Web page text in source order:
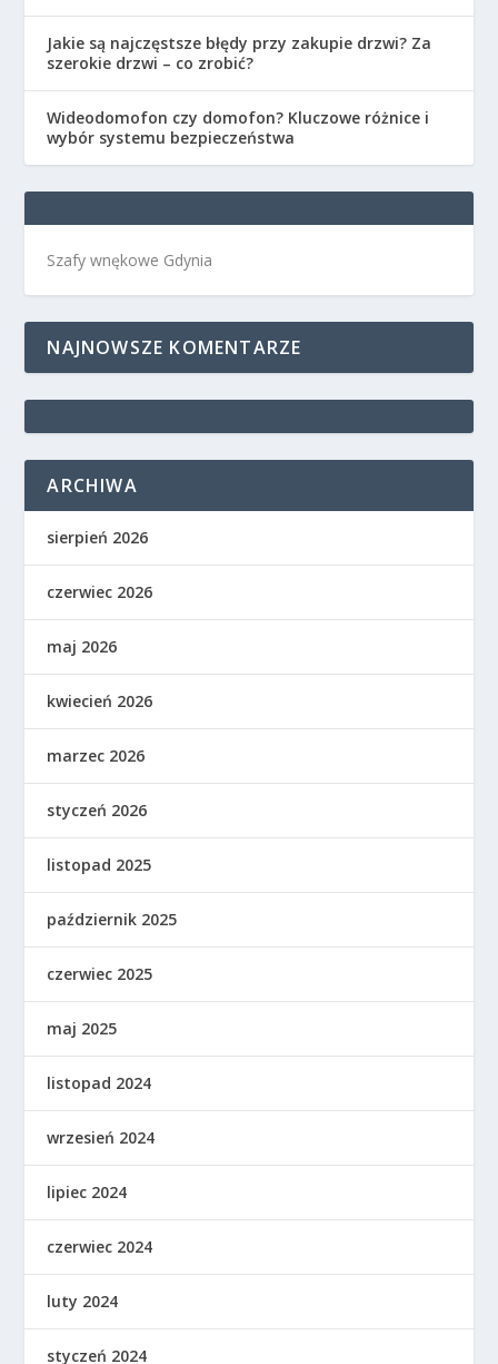
Jakie są najczęstsze błędy przy zakupie drzwi? Za
szerokie drzwi – co zrobić?
Wideodomofon czy domofon? Kluczowe różnice i
wybór systemu bezpieczeństwa
Szafy wnękowe Gdynia
NAJNOWSZE KOMENTARZE
ARCHIWA
sierpień 2026
czerwiec 2026
maj 2026
kwiecień 2026
marzec 2026
styczeń 2026
listopad 2025
październik 2025
czerwiec 2025
maj 2025
listopad 2024
wrzesień 2024
lipiec 2024
czerwiec 2024
luty 2024
styczeń 2024